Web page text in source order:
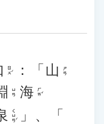
ㄖㄨˊ ：「 山 ㄕㄢ
ㄩㄢ 海 ㄏㄞˇ
ㄑㄩㄢˊ
」、「